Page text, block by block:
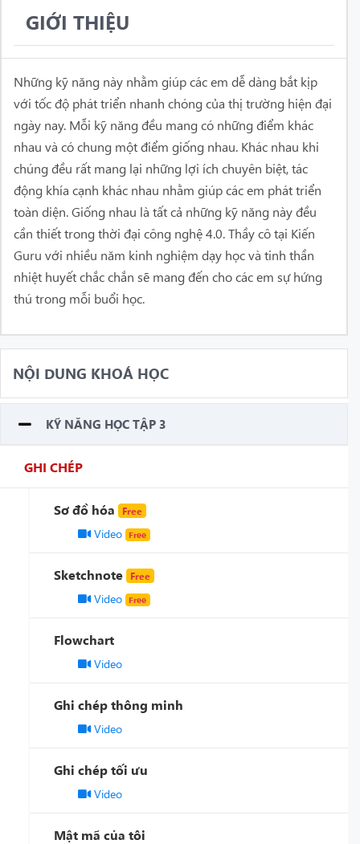
GIỚI THIỆU
Những kỹ năng này nhằm giúp các em dễ dàng bắt kịp
với tốc độ phát triển nhanh chóng của thị trường hiện đại
ngày nay. Mỗi kỹ năng đều mang có những điểm khác
nhau và có chung một điểm giống nhau. Khác nhau khi
chúng đều rất mang lại những lợi ích chuyên biệt, tác
động khía cạnh khác nhau nhằm giúp các em phát triển
toàn diện. Giống nhau là tất cả những kỹ năng này đều
cần thiết trong thời đại công nghệ 4.0.Thầy cô tại Kiến
Guru với nhiều năm kinh nghiệm dạy học và tinh thần
nhiệt huyết chắc chắn sẽ mang đến cho các em sự hứng
thú trong mỗi buổi học.
NỘI DUNG KHOÁ HỌC
KỸ NĂNG HỌC TẬP 3
GHI CHÉP
Sơ đồ hóa Free
Video Free
Sketchnote Free
Video Free
Flowchart
Video
Ghi chép thông minh
Video
Ghi chép tối ưu
Video
Mật mã của tôi